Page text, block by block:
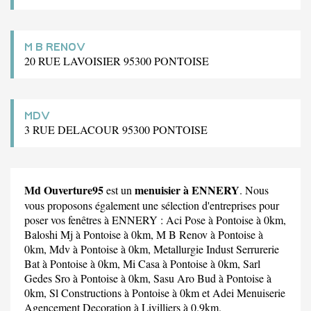
M B RENOV
20 RUE LAVOISIER 95300 PONTOISE
MDV
3 RUE DELACOUR 95300 PONTOISE
Md Ouverture95est un menuisier à ENNERY. Nous
vous proposons également une sélection d'entreprises pour
poser vos fenêtres à ENNERY : Aci Poseà Pontoise à 0km,
Baloshi Mj à Pontoise à 0km, M B Renovà Pontoise à
0km, Mdvà Pontoise à 0km, Metallurgie Indust Serrurerie
Batà Pontoise à 0km, Mi Casa à Pontoise à 0km, Sarl
Gedes Sroà Pontoise à 0km, Sasu Aro Bud à Pontoise à
0km, Sl Constructionsà Pontoise à 0km etAdei Menuiserie
Agencement Decoration à Livilliers à 0.9km.